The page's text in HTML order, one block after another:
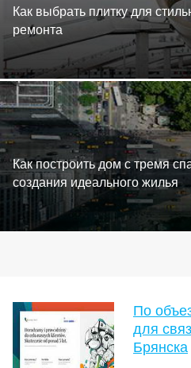
Как выбрать плитку для
ремонта
Как построить дом с тремя
создания идеального жилья
По
для
Брянска